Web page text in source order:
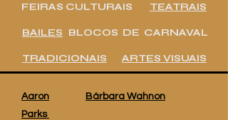
TEATRAIS
FEIRAS CULTURAIS
BLOCOS DE CARNAVAL
BAILES
TRADICIONAIS ARTES VISUAIS
Aaron
Parks
Bárbara Wahnon